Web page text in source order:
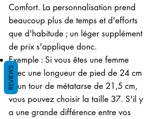
Comfort. La personnalisation prend
beaucoup plus de temps et d'efforts
que d'habitude ; un léger supplément
de prix s'applique donc.
Exemple : Si vous êtes une femme
avec une longueur de pied de 24 cm
et un tour de métatarse de 21,5 cm,
vous pouvez choisir la taille 37. S'il y
a une grande différence entre vos
REVIEWS